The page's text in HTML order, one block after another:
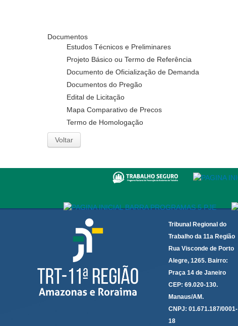
Documentos
Estudos Técnicos e Preliminares
Projeto Básico ou Termo de Referência
Documento de Oficialização de Demanda
Documentos do Pregão
Edital de Licitação
Mapa Comparativo de Precos
Termo de Homologação
Voltar
Tribunal Regional do
Trabalho da 11a Região
Rua Visconde de Porto
Alegre, 1265. Bairro:
Praça 14 de Janeiro
CEP: 69.020-130.
Manaus/AM.
CNPJ: 01.671.187/0001-
18